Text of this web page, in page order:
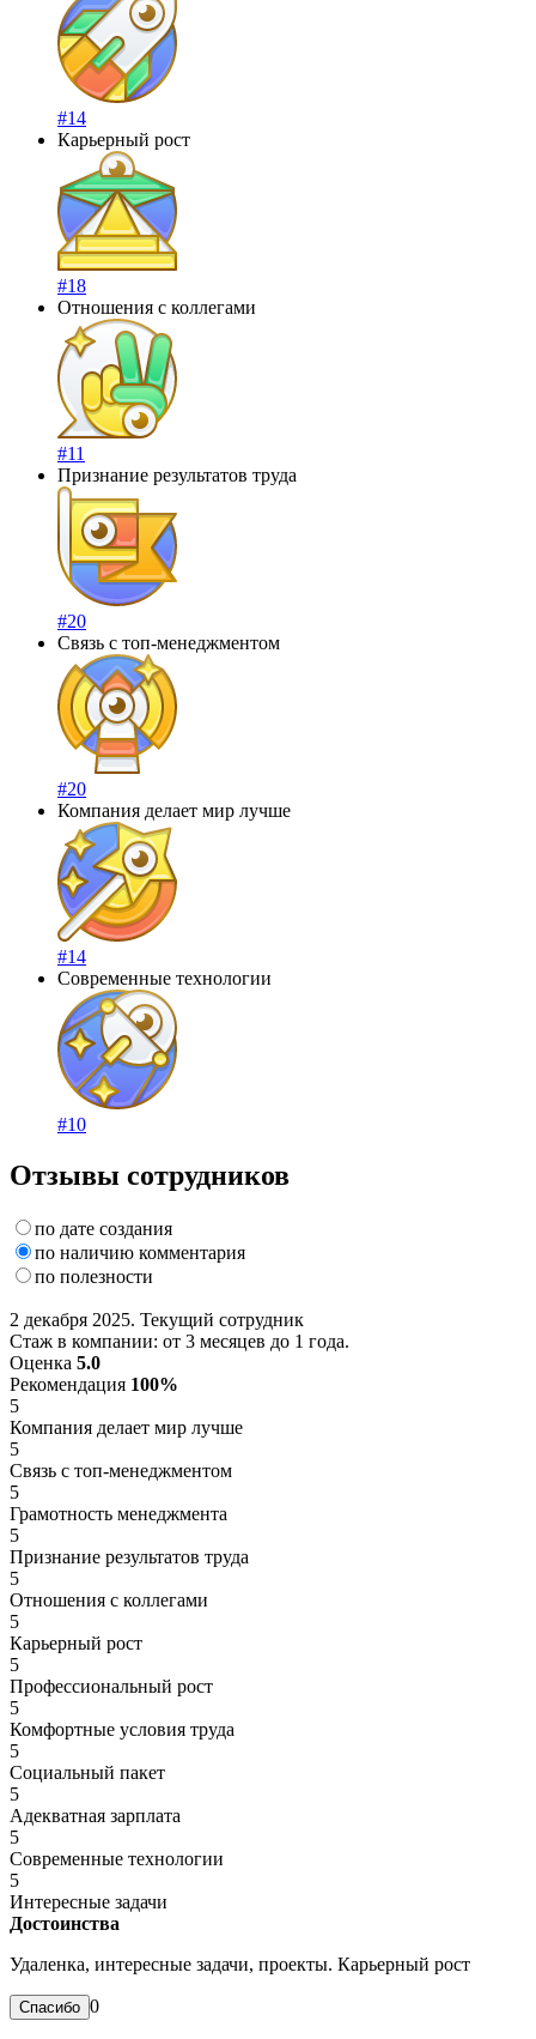
#14
Карьерный рост
#18
Отношения с коллегами
#11
Признание результатов труда
#20
Связь с топ-менеджментом
#20
Компания делает мир лучше
#14
Современные технологии
#10
Отзывы сотрудников
по дате создания
по наличию комментария
по полезности
2 декабря 2025. Текущий сотрудник
Стаж в компании: от 3 месяцев до 1 года.
Оценка 5.0
Рекомендация 100%
5
Компания делает мир лучше
5
Связь с топ-менеджментом
5
Грамотность менеджмента
5
Признание результатов труда
5
Отношения с коллегами
5
Карьерный рост
5
Профессиональный рост
5
Комфортные условия труда
5
Социальный пакет
5
Адекватная зарплата
5
Современные технологии
5
Интересные задачи
Достоинства
Удаленка, интересные задачи, проекты. Карьерный рост
0